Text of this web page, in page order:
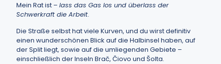
Mein Rat ist – lass das Gas los und überlass der
Schwerkraft die Arbeit.
Die Straße selbst hat viele Kurven, und du wirst definitiv
einen wunderschönen Blick auf die Halbinsel haben, auf
der Split liegt, sowie auf die umliegenden Gebiete –
einschließlich der Inseln Brač, Čiovo und Šolta.